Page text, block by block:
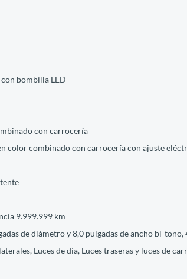
bombilla LED
con carrocería
color combinado con carrocería con ajuste
9.999.999 km
de diámetro y 8,0 pulgadas de ancho bi-tono,
Luces de día, Luces traseras y luces de